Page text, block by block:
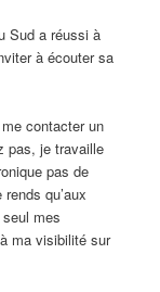
Sud a réussi à
à écouter sa
contacter un
pas, je travaille
pas de
qu’aux
mes
ma visibilité sur